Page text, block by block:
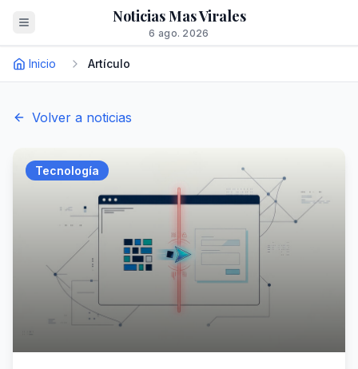
Noticias Mas Virales
6 ago. 2026
Inicio Artículo
Volver a noticias
Tecnología